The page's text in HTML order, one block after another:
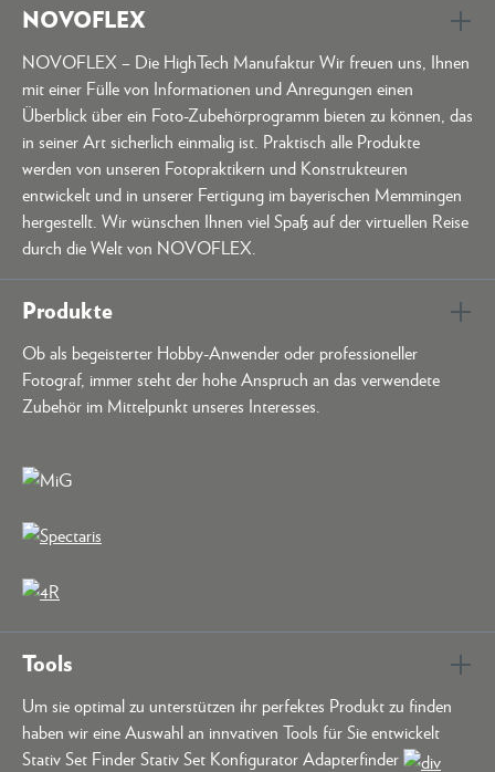
NOVOFLEX
NOVOFLEX – Die HighTech Manufaktur Wir freuen uns, Ihnen
mit einer Fülle von Informationen und Anregungen einen
Überblick über ein Foto-Zubehörprogramm bieten zu können, das
in seiner Art sicherlich einmalig ist. Praktisch alle Produkte
werden von unseren Fotopraktikern und Konstrukteuren
entwickelt und in unserer Fertigung im bayerischen Memmingen
hergestellt. Wir wünschen Ihnen viel Spaß auf der virtuellen Reise
durch die Welt von NOVOFLEX.
Produkte
Ob als begeisterter Hobby-Anwender oder professioneller
Fotograf, immer steht der hohe Anspruch an das verwendete
Zubehör im Mittelpunkt unseres Interesses.
Tools
Um sie optimal zu unterstützen ihr perfektes Produkt zu finden
haben wir eine Auswahl an innvativen Tools für Sie entwickelt
Stativ Set Finder Stativ Set Konfigurator Adapterfinder